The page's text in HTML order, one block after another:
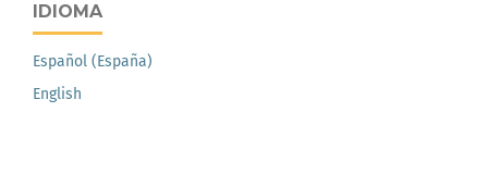
IDIOMA
Español (España)
English